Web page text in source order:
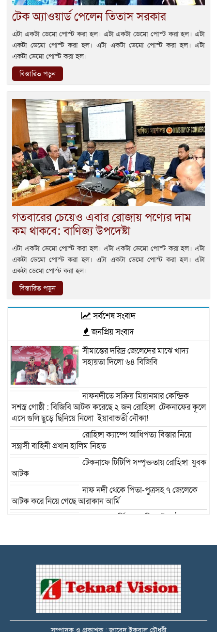
টেক অ্যাওয়ার্ড পেলেন তিতাস সরকার
এটা একটা ডেমো পোস্ট করা হল। এটা একটা ডেমো পোস্ট করা হল। এটা
একটা ডেমো পোস্ট করা হল। এটা একটা ডেমো পোস্ট করা হল। এটা
একটা ডেমো পোস্ট করা হল।
বিস্তারিত পড়ুন
গতবারের চেয়েও এবার রোজায় পণ্যের দাম
কম থাকবে: বাণিজ্য উপদেষ্টা
এটা একটা ডেমো পোস্ট করা হল। এটা একটা ডেমো পোস্ট করা হল। এটা
একটা ডেমো পোস্ট করা হল। এটা একটা ডেমো পোস্ট করা হল। এটা
একটা ডেমো পোস্ট করা হল।
বিস্তারিত পড়ুন
সর্বশেষ সংবাদ
জনপ্রিয় সংবাদ
সীমান্তের দরিদ্র জেলেদের মাঝে খাদ্য
সহায়তা দিলো ৬৪ বিজিবি
নাফনদীতে সক্রিয় মিয়ানমার কেন্দ্রিক
সশস্ত্র গোষ্ঠী : বিজিবি আটক করেছে ২ জন রোহিঙ্গা টেকনাফের কূলে
এসে গুলি ছুড়ে ছিনিয়ে নিলো ইয়াবাভর্তী নৌকা!
রোহিঙ্গা ক্যাম্পে আধিপত্য বিস্তার নিয়ে
সন্ত্রাসী বাহিনী প্রধান হালিম নিহত
টেকনাফে টিটিপি সম্পৃক্ততায় রোহিঙ্গা যুবক
আটক
নাফ নদী থেকে পিতা-পুত্রসহ ৭ জেলেকে
আটক করে নিয়ে গেছে আরাকান আর্মি
আরাকান আর্মির জন্য সিমেন্ট পাঠাচ্ছে
কোস্ট গার্ডের জালে ধরা পড়লো ৮ মামলার
আসামি ডন রাসেল
টেকনাফে বিদেশি পিস্তলসহ
মানবপাচারকারীকে আটক